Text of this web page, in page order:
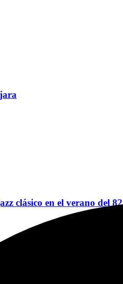
clásico en el verano del 82